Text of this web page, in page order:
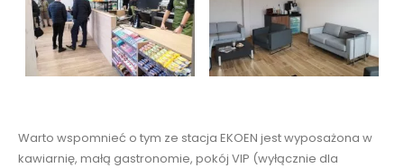
Warto wspomnieć o tym ze stacja EKOEN jest wyposażona w
kawiarnię, małą gastronomie, pokój VIP (wyłącznie dla